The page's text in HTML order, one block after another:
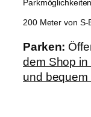
200 Meter von S-
Parken:
dem Shop
und bequem